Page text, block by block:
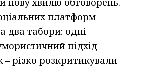
платформ
два табори: одні
підхід
різко розкритикували